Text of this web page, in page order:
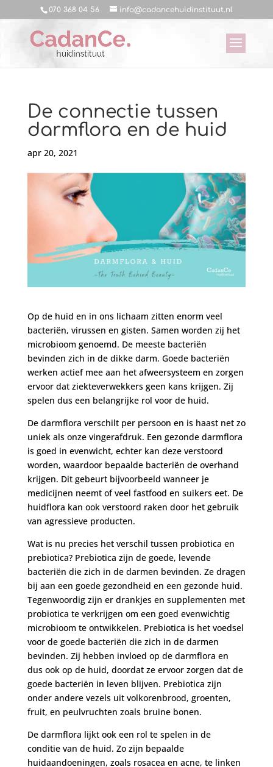
070 368 04 56 info@cadancehuidinstituut.nl
De connectie tussen
darmflora en de huid
apr 20, 2021
Op de huid en in ons lichaam zitten enorm veel
bacteriën, virussen en gisten. Samen worden zij het
microbioom genoemd. De meeste bacteriën
bevinden zich in de dikke darm. Goede bacteriën
werken actief mee aan het afweersysteem en zorgen
ervoor dat ziekteverwekkers geen kans krijgen. Zij
spelen dus een belangrijke rol voor de huid.
De darmflora verschilt per persoon en is haast net zo
uniek als onze vingerafdruk. Een gezonde darmflora
is goed in evenwicht, echter kan deze verstoord
worden, waardoor bepaalde bacteriën de overhand
krijgen. Dit gebeurt bijvoorbeeld wanneer je
medicijnen neemt of veel fastfood en suikers eet. De
huidflora kan ook verstoord raken door het gebruik
van agressieve producten.
Wat is nu precies het verschil tussen probiotica en
prebiotica? Prebiotica zijn de goede, levende
bacteriën die zich in de darmen bevinden. Ze dragen
bij aan een goede gezondheid en een gezonde huid.
Tegenwoordig zijn er drankjes en supplementen met
probiotica te verkrijgen om een goed evenwichtig
microbioom te ontwikkelen. Prebiotica is het voedsel
voor de goede bacteriën die zich in de darmen
bevinden. Zij hebben invloed op de darmflora en
dus ook op de huid, doordat ze ervoor zorgen dat de
goede bacteriën in leven blijven. Prebiotica zijn
onder andere vezels uit volkorenbrood, groenten,
fruit, en peulvruchten zoals bruine bonen.
De darmflora lijkt ook een rol te spelen in de
conditie van de huid. Zo zijn bepaalde
huidaandoeningen, zoals rosacea en acne, te linken